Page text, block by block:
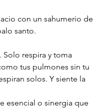
con un sahumerio de
santo.
Solo respira y toma
tus pulmones sin tu
solos. Y siente la
esencial o sinergia que